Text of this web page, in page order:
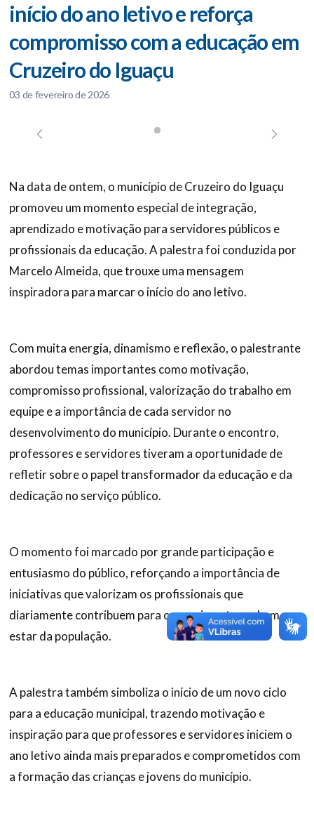
início do ano letivo e reforça
compromisso com a educação em
Cruzeiro do Iguaçu
03 de fevereiro de 2026
Na data de ontem, o município de Cruzeiro do Iguaçu
promoveu um momento especial de integração,
aprendizado e motivação para servidores públicos e
profissionais da educação. A palestra foi conduzida por
Marcelo Almeida, que trouxe uma mensagem
inspiradora para marcar o início do ano letivo.
Com muita energia, dinamismo e reflexão, o palestrante
abordou temas importantes como motivação,
compromisso profissional, valorização do trabalho em
equipe e a importância de cada servidor no
desenvolvimento do município. Durante o encontro,
professores e servidores tiveram a oportunidade de
refletir sobre o papel transformador da educação e da
dedicação no serviço público.
O momento foi marcado por grande participação e
entusiasmo do público, reforçando a importância de
iniciativas que valorizam os profissionais que
diariamente contribuem para o crescimento e o bem-
estar da população.
A palestra também simboliza o início de um novo ciclo
para a educação municipal, trazendo motivação e
inspiração para que professores e servidores iniciem o
ano letivo ainda mais preparados e comprometidos com
a formação das crianças e jovens do município.